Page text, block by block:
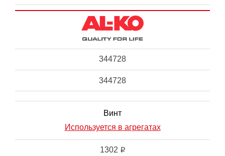
344728
344728
Винт
Используется в агрегатах
1302 i